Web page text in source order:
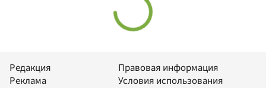
Редакция
Реклама
Правовая информация
Условия использования